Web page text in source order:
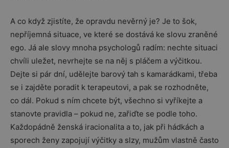
A co když zjistíte, že opravdu nevěrný je? Je to šok,
nepříjemná situace, ve které se dostává ke slovu zraněné
ego. Já ale slovy mnoha psychologů radím: nechte situaci
chvíli uležet, nevrhejte se na něj s pláčem a výčitkou.
Dejte si pár dní, udělejte barový tah s kamarádkami, třeba
se i zajděte poradit k terapeutovi, a pak se rozhodněte,
co dál. Pokud s ním chcete být, všechno si vyříkejte a
stanovte pravidla – pokud ne, zařiďte se podle toho.
Každopádně ženská iracionalita a to, jak při hádkách a
sporech ženy zapojují výčitky a slzy, mužům vlastně často